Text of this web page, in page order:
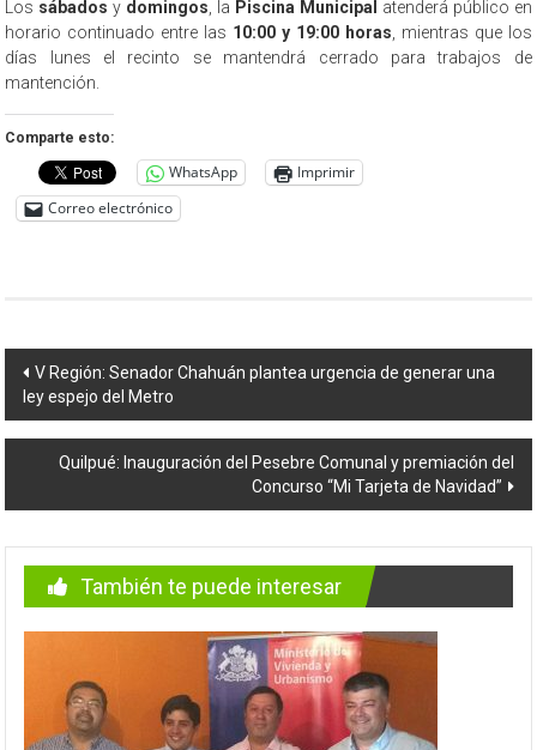
Los sábados y domingos , la Piscina Municipal
atenderá público en
horario continuado entre las 10:00 y 19:00 horas , mientras que los
días lunes el recinto se mantendrá cerrado para trabajos de
mantención.
Comparte esto:
WhatsApp
Imprimir
Correo electrónico
Navegación
de
entradas
V Región: Senador Chahuán plantea urgencia de generar una
ley espejo del Metro
Quilpué: Inauguración del Pesebre Comunal y premiación del
Concurso “Mi Tarjeta de Navidad”
También te puede interesar